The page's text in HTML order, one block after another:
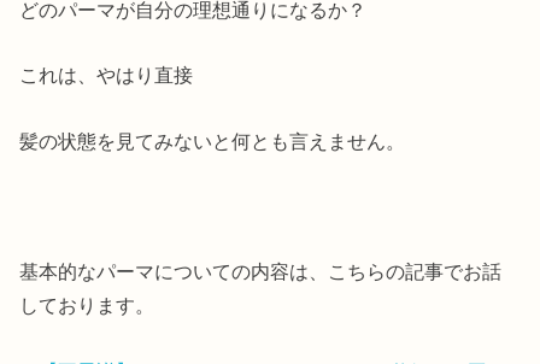
どのパーマが自分の理想通りになるか？
これは、やはり直接
髪の状態を見てみないと何とも言えません。
基本的なパーマについての内容は、こちらの記事でお話
しております。